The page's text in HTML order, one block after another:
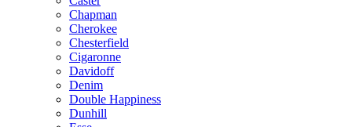
Chapman
Cherokee
Chesterfield
Cigaronne
Davidoff
Denim
Double Happiness
Dunhill